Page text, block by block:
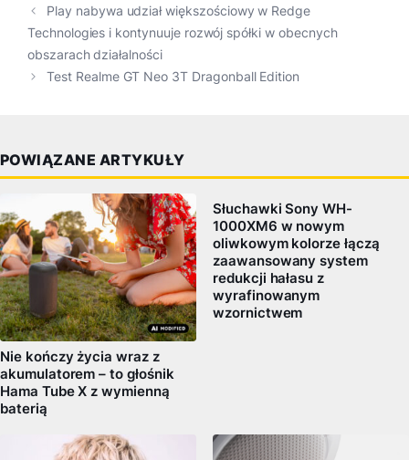
Play nabywa udział większościowy w Redge
Technologies i kontynuuje rozwój spółki w obecnych
obszarach działalności
Test Realme GT Neo 3T Dragonball Edition
POWIĄZANE ARTYKUŁY
Nie kończy życia wraz z
akumulatorem – to głośnik
Hama Tube X z wymienną
baterią
Słuchawki Sony WH-
1000XM6 w nowym
oliwkowym kolorze łączą
zaawansowany system
redukcji hałasu z
wyrafinowanym
wzornictwem